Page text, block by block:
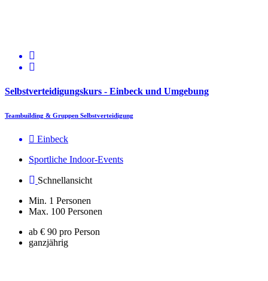
Selbstverteidigungskurs - Einbeck und Umgebung
Teambuilding & Gruppen Selbstverteidigung
Einbeck
Sportliche Indoor-Events
Schnellansicht
Min. 1 Personen
Max. 100 Personen
ab € 90 pro Person
ganzjährig